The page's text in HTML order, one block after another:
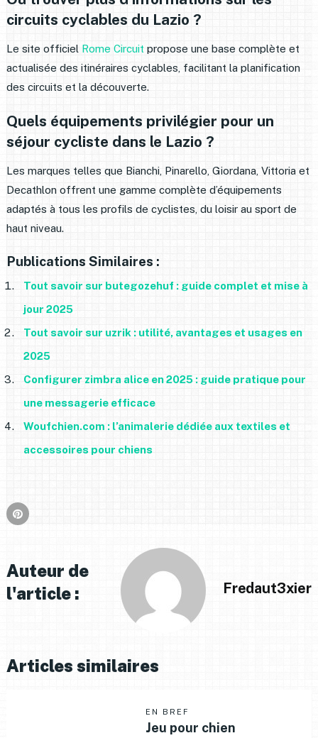
circuits cyclables du Lazio ?
Le site officiel Rome Circuit propose une base complète et
actualisée des itinéraires cyclables, facilitant la planification
des circuits et la découverte.
Quels équipements privilégier pour un
séjour cycliste dans le Lazio ?
Les marques telles que Bianchi, Pinarello, Giordana, Vittoria et
Decathlon offrent une gamme complète d’équipements
adaptés à tous les profils de cyclistes, du loisir au sport de
haut niveau.
Publications Similaires :
Tout savoir sur butegozehuf : guide complet et mise à
jour 2025
Tout savoir sur uzrik : utilité, avantages et usages en
2025
Configurer zimbra alice en 2025 : guide pratique pour
une messagerie efficace
Woufchien.com : l’animalerie dédiée aux textiles et
accessoires pour chiens
Auteur de
l'article :
Fredaut3xier
Articles similaires
EN BREF
Jeu pour chien